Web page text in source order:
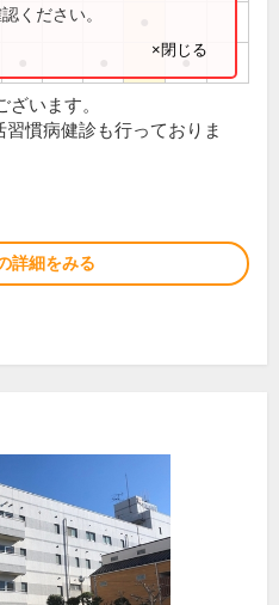
●
ください。
×閉じる
ざいます。
習慣病健診も行っておりま
詳細をみる